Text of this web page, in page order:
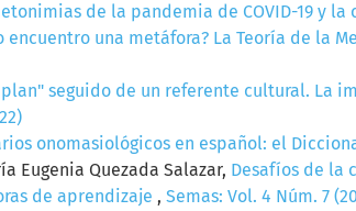
de la pandemia de COVID-19 y la
encuentro una metáfora? La Teoría de la
plan" seguido de un referente cultural. La
onomasiológicos en español: el
Eugenia Quezada Salazar, Desafíos de la
de aprendizaje , Semas: Vol. 4 Núm. 7